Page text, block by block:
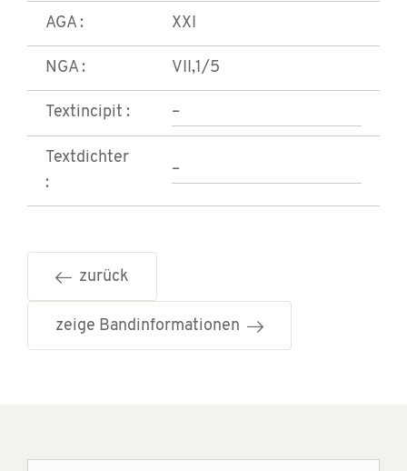
AGA : XXI
NGA : VII,1/5
Textincipit : –
Textdichter
:
–
zurück
zeige Bandinformationen